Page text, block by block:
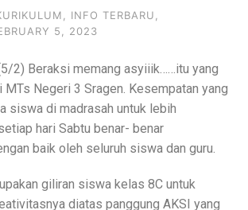
INFO TERBARU
5, 2023
2) Beraksi memang asyiiik……itu yang
MTs Negeri 3 Sragen. Kesempatan yang
siswa di madrasah untuk lebih
hari Sabtu benar- benar
baik oleh seluruh siswa dan guru.
giliran siswa kelas 8C untuk
diatas panggung AKSI yang